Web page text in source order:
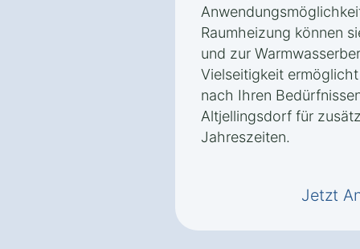
Raumheizung können
und zur
Vielseitigkeit
nach Ihren
Altjellingsdorf für
Jahreszeiten.
Jetzt